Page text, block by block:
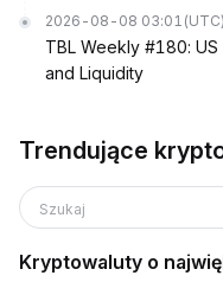
2026-08-08 03:01 (UTC)
TBL Weekly #180:
and Liquidity
Trendujące
Szukaj
Kryptowaluty o